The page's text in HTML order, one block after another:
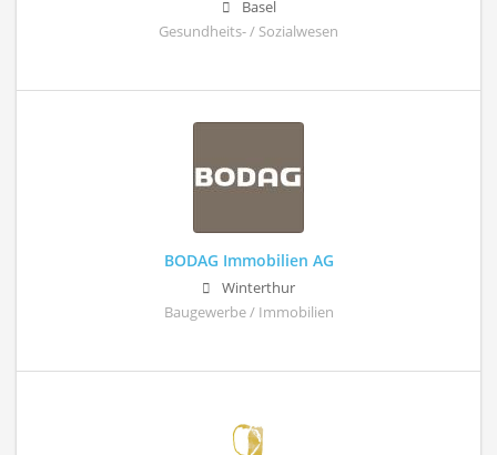
Basel
Gesundheits- / Sozialwesen
BODAG Immobilien AG
Winterthur
Baugewerbe / Immobilien